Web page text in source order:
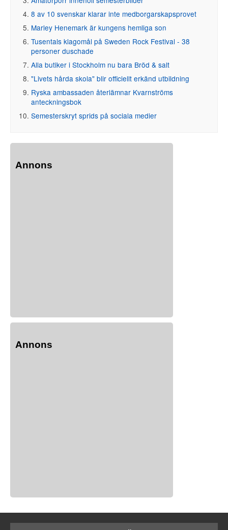
8 av 10 svenskar klarar inte medborgarskapsprovet
Marley Henemark är kungens hemliga son
Tusentals klagomål på Sweden Rock Festival - 38
personer duschade
Alla butiker i Stockholm nu bara Bröd & salt
"Livets hårda skola" blir officiellt erkänd utbildning
Ryska ambassaden återlämnar Kvarnströms
anteckningsbok
Semesterskryt sprids på sociala medier
Annons
Annons